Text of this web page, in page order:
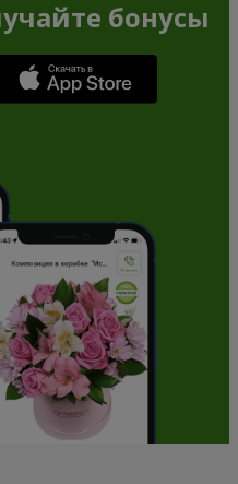
бонусы